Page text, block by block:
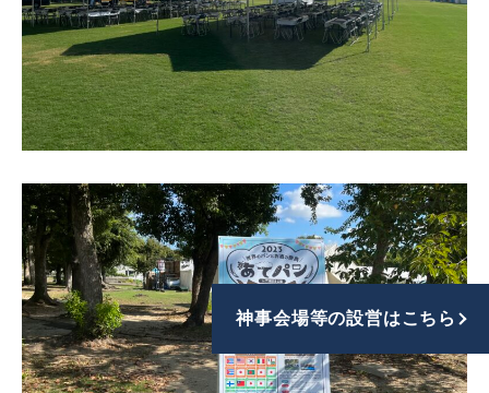
神事会場等の設営はこちら